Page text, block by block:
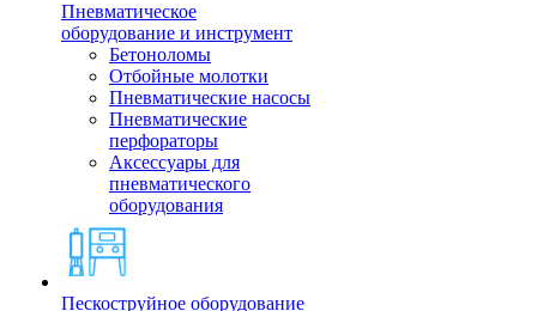
Пневматическое
оборудование и инструмент
Бетоноломы
Отбойные молотки
Пневматические насосы
Пневматические
перфораторы
Аксессуары для
пневматического
оборудования
Пескоструйное оборудование